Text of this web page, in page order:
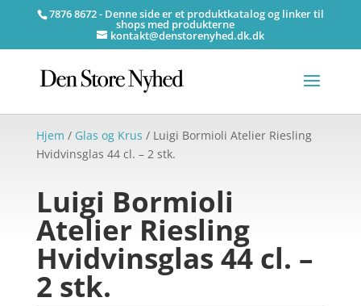
7876 8672 - Denne side er et produktkatalog og linker til
shops med produkterne
kontakt@denstorenyhed.dk.dk
Hjem / Glas og Krus / Luigi Bormioli Atelier Riesling
Hvidvinsglas 44 cl. – 2 stk.
Luigi Bormioli
Atelier Riesling
Hvidvinsglas 44 cl. –
2 stk.